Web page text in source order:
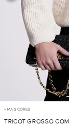
+ MAIS CORES
TRICOT GROSSO